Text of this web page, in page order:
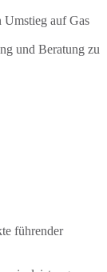
Umstieg auf Gas
und Beratung zu
führender